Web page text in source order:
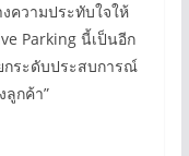
ความประทับใจให้
Parking นี้เป็นอีก
กระดับประสบการณ์
กค้า”